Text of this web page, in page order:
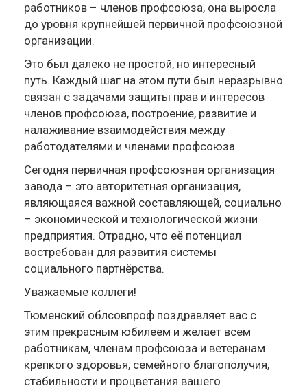
работников – членов профсоюза, она выросла
до уровня крупнейшей первичной профсоюзной
организации.
Это был далеко не простой, но интересный
путь. Каждый шаг на этом пути был неразрывно
связан с задачами защиты прав и интересов
членов профсоюза, построение, развитие и
налаживание взаимодействия между
работодателями и членами профсоюза.
Сегодня первичная профсоюзная организация
завода – это авторитетная организация,
являющаяся важной составляющей, социально
– экономической и технологической жизни
предприятия. Отрадно, что её потенциал
востребован для развития системы
социального партнёрства.
Уважаемые коллеги!
Тюменский облсовпроф поздравляет вас с
этим прекрасным юбилеем и желает всем
работникам, членам профсоюза и ветеранам
крепкого здоровья, семейного благополучия,
стабильности и процветания вашего